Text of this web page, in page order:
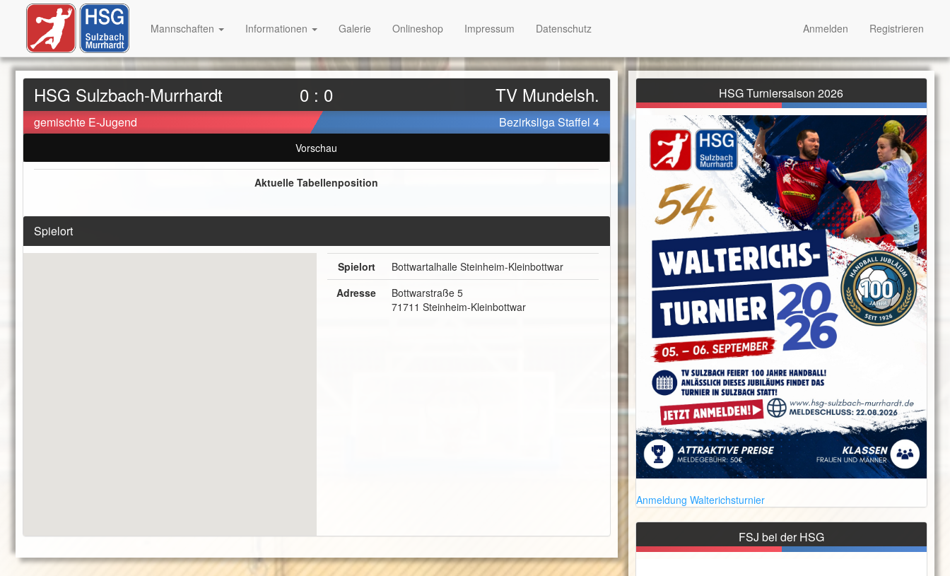
HSG Sulzbach-Murrhardt 0 : 0 TV Mundelsh.
gemischte E-Jugend Bezirksliga Staffel 4
Vorschau
Aktuelle Tabellenposition
Spielort
Spielort
Bottwartalhalle Steinheim-Kleinbottwar
Adresse
Bottwarstraße 5
71711 Steinheim-Kleinbottwar
HSG Turniersaison 2026
Anmeldung Walterichsturnier
FSJ bei der HSG
Mannschaften Informationen Galerie Onlineshop Impressum Datenschutz Anmelden Registrieren